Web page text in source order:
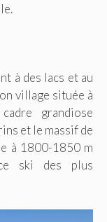
à des lacs et au
village située à
grandiose
et le massif de
à 1800-1850 m
ski des plus